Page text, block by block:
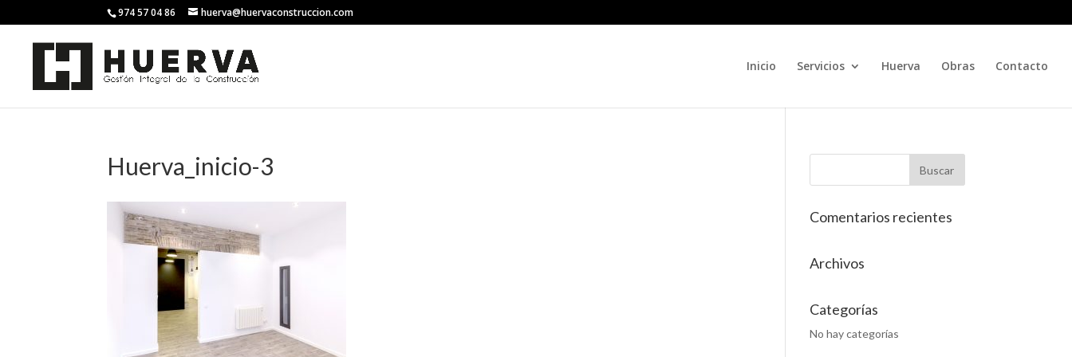
974 57 04 86 huerva@huervaconstruccion.com
Inicio Servicios Huerva Obras Contacto
Huerva_inicio-3
Comentarios recientes
Archivos
Categorías
No hay categorías